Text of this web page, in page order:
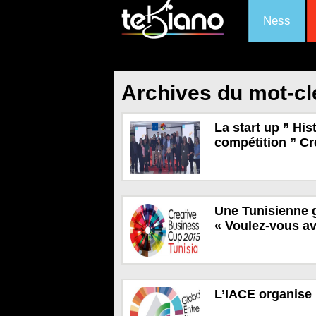
Ness
Archives du mot-
La start up ”
compétition ”
Une Tunisienne
« Voulez-vous
L’IACE